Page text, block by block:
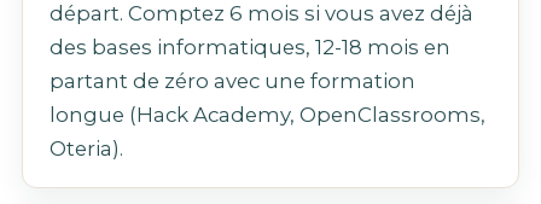
départ. Comptez 6 mois si vous avez déjà
des bases informatiques, 12-18 mois en
partant de zéro avec une formation
longue (Hack Academy, OpenClassrooms,
Oteria).